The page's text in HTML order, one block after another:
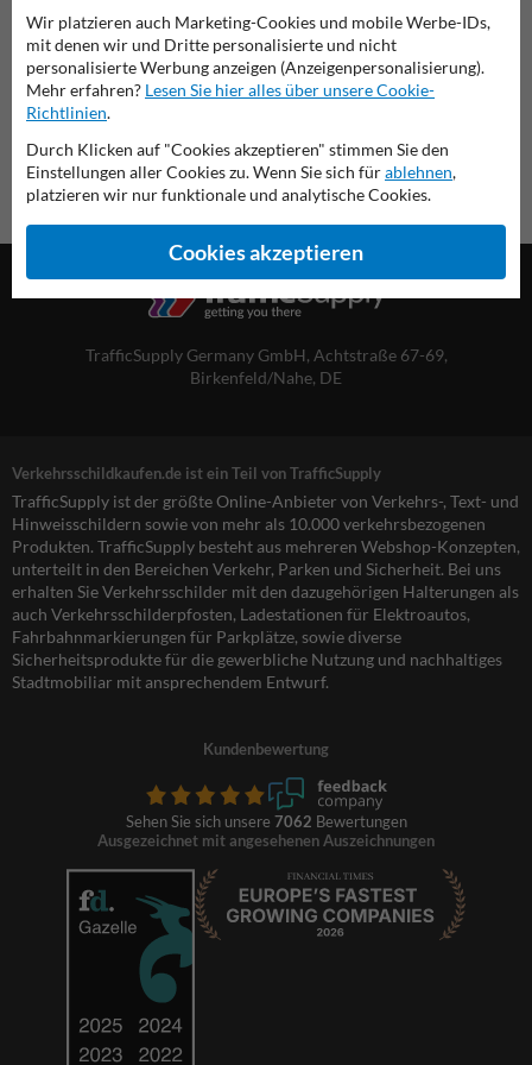
Übersicht der offiziellen Verkehrsschilder
Verkehrsschildkaufen.de
TrafficSupply Germany GmbH, Achtstraße 67-69,
Birkenfeld/Nahe, DE
Verkehrsschildkaufen.de ist ein Teil von TrafficSupply
TrafficSupply ist der größte Online-Anbieter von Verkehrs-, Text- und
Hinweisschildern sowie von mehr als 10.000 verkehrsbezogenen
Produkten. TrafficSupply besteht aus mehreren Webshop-Konzepten,
unterteilt in den Bereichen Verkehr, Parken und Sicherheit. Bei uns
erhalten Sie Verkehrsschilder mit den dazugehörigen Halterungen als
auch Verkehrsschilderpfosten, Ladestationen für Elektroautos,
Fahrbahnmarkierungen für Parkplätze, sowie diverse
Sicherheitsprodukte für die gewerbliche Nutzung und nachhaltiges
Stadtmobiliar mit ansprechendem Entwurf.
Kundenbewertung
Sehen Sie sich unsere 7062 Bewertungen
Ausgezeichnet mit angesehenen Auszeichnungen
Wir platzieren auch Marketing-Cookies und mobile Werbe-IDs,
mit denen wir und Dritte personalisierte und nicht
personalisierte Werbung anzeigen (Anzeigenpersonalisierung).
Mehr erfahren? Lesen Sie hier alles über unsere Cookie-
Richtlinien.
Durch Klicken auf "Cookies akzeptieren" stimmen Sie den
Einstellungen aller Cookies zu. Wenn Sie sich fürablehnen,
platzieren wir nur funktionale und analytische Cookies.
Cookies akzeptieren